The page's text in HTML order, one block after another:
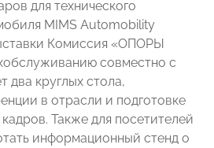
для технического
MIMS Automobility
Комиссия «ОПОРЫ
совместно с
два круглых стола,
в отрасли и подготовке
Также для посетителей
информационный стенд о